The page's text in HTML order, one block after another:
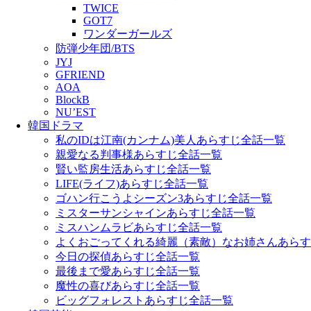
TWICE
GOT7
ワンダーガールズ
防弾少年団/BTS
JYJ
GFRIEND
AOA
BlockB
NU’EST
韓国ドラマ
私のIDは江南(カンナム)美人あらすじ全話一覧
親愛なる判事様あらすじ全話一覧
賢い監房生活あらすじ全話一覧
LIFE(ライフ)あらすじ全話一覧
ゴハン行こうよシーズン3あらすじ全話一覧
ミスターサンシャインあらすじ全話一覧
ミスハンムラビあらすじ全話一覧
よくおごってくれる綺麗（素敵）なお姉さんあら
今日の探偵あらすじ全話一覧
最後まで愛あらすじ全話一覧
魔性の喜びあらすじ全話一覧
ビッグフォレストあらすじ全話一覧